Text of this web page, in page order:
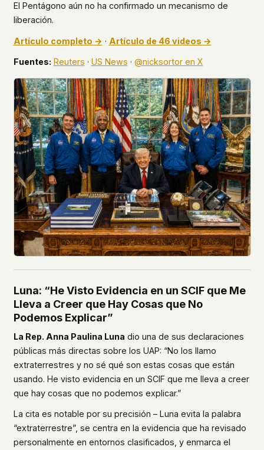
El Pentágono aún no ha confirmado un mecanismo de
liberación.
Artículo completo → · Artículo de 46 videos →
Fuentes: Reuters · US News · @nicksortor en X
Luna: “He Visto Evidencia en un SCIF que Me
Lleva a Creer que Hay Cosas que No
Podemos Explicar”
La Rep. Anna Paulina Luna dio una de sus declaraciones
públicas más directas sobre los UAP: “No los llamo
extraterrestres y no sé qué son estas cosas que están
usando. He visto evidencia en un SCIF que me lleva a creer
que hay cosas que no podemos explicar.”
La cita es notable por su precisión – Luna evita la palabra
“extraterrestre”, se centra en la evidencia que ha revisado
personalmente en entornos clasificados, y enmarca el